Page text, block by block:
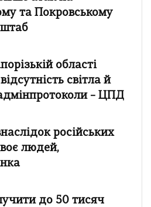
та Покровському
області
світла й
– ЦПД
російських
людей,
до 50 тисяч